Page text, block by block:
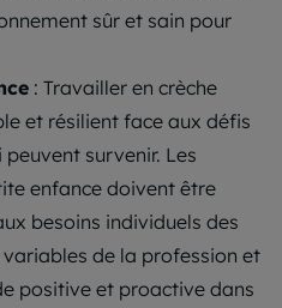
sûr et sain pour
: Travailler en crèche
et résilient face aux défis
survenir. Les
enfance doivent être
besoins individuels des
de la profession et
positive et proactive dans